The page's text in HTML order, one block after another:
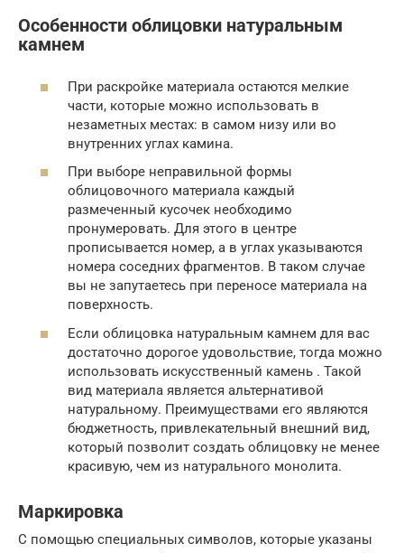
Особенности облицовки натуральным
камнем
При раскройке материала остаются мелкие
части, которые можно использовать в
незаметных местах: в самом низу или во
внутренних углах камина.
При выборе неправильной формы
облицовочного материала каждый
размеченный кусочек необходимо
пронумеровать. Для этого в центре
прописывается номер, а в углах указываются
номера соседних фрагментов. В таком случае
вы не запутаетесь при переносе материала на
поверхность.
Если облицовка натуральным камнем для вас
достаточно дорогое удовольствие, тогда можно
использовать искусственный камень . Такой
вид материала является альтернативой
натуральному. Преимуществами его являются
бюджетность, привлекательный внешний вид,
который позволит создать облицовку не менее
красивую, чем из натурального монолита.
Маркировка
С помощью специальных символов, которые указаны